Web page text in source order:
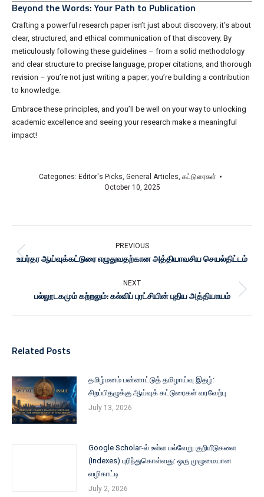
Beyond the Words: Your Path to Publication
Crafting a powerful research paper isn’t just about discovery; it’s about
clear, structured, and ethical communication of that discovery. By
meticulously following these guidelines – from a solid methodology
and clear structure to precise language, proper citations, and thorough
revision – you’re not just writing a paper; you’re building a contribution
to knowledge.
Embrace these principles, and you’ll be well on your way to unlocking
academic excellence and seeing your research make a meaningful
impact!
Categories: Editor's Picks, General Articles, கட்டுரைகள்
October 10, 2025
PREVIOUS
உயர்தர ஆய்வுக்கட்டுரை எழுதுவதற்கான அத்தியாவசிய செயல்திட்டம்
NEXT
பல்லூடகமும் கற்றலும்: கல்விப் புரட்சியின் புதிய அத்தியாயம்
Related Posts
தமிழ்மனம் பன்னாட்டுத் தமிழாய்வு இதழ்:
சிறப்பிதழுக்கு ஆய்வுக் கட்டுரைகள் வரவேற்பு
July 13, 2026
Google Scholar-ல் உள்ள பல்வேறு குறியீடுகளை
(Indexes) புரிந்துகொள்வது: ஒரு முழுமையான
வழிகாட்டி
July 2, 2026